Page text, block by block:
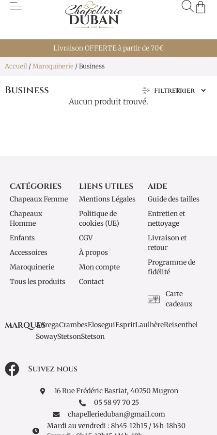
Livraison OFFERTE à partir de 70€
Accueil /Maroquinerie / Business
Business Filtrer
Aucun produit trouvé.
CATÉGORIES
Chapeaux Femme
Chapeaux
Homme
Enfants
Accessoires
Maroquinerie
Tous les produits
LIENS UTILES
Mentions Légales
Politique de
cookies (UE)
CGV
À propos
Mon compte
Contact
AIDE
Guide des tailles
Entretien et
nettoyage
Livraison et
retour
Programme de
fidélité
Carte
cadeaux
Suivez nous
16 Rue Frédéric Bastiat, 40250 Mugron
05 58 97 70 25
chapellerieduban@gmail.com
Mardi au vendredi : 8h45-12h15 / 14h-18h30
MARQUESAuregaCrambesEloseguiEspritLaulhèreReisenthel
SowayStetsonStetson